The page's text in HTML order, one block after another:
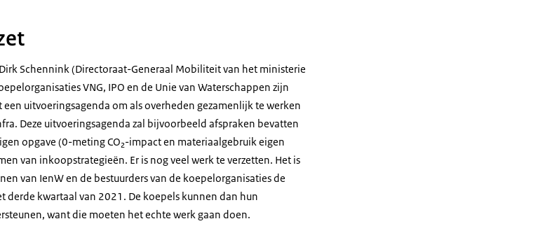
Schennink (Directoraat-Generaal Mobiliteit van het ministerie
VNG, IPO en de Unie van Waterschappen zijn
uitvoeringsagenda om als overheden gezamenlijk te werken
Deze uitvoeringsagenda zal bijvoorbeeld afspraken bevatten
opgave (0-meting CO₂-impact en materiaalgebruik eigen
van inkoopstrategieën. Er is nog veel werk te verzetten. Het is
van IenW en de bestuurders van de koepelorganisaties de
derde kwartaal van 2021. De koepels kunnen dan hun
want die moeten het echte werk gaan doen.